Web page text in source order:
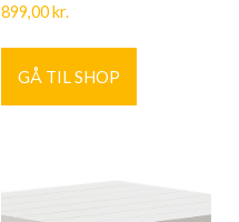
899,00kr.
GÅ TIL SHOP